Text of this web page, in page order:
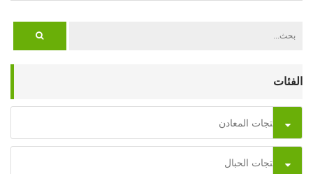
الفئات
منتجات المعادن
منتجات الحبال